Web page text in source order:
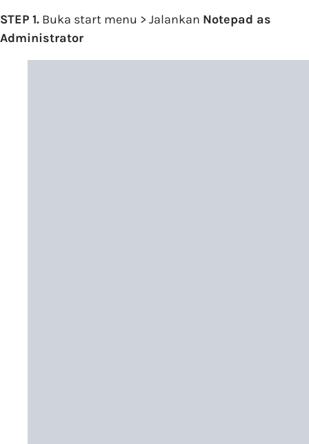
STEP 1. Buka start menu > Jalankan Notepad as
Administrator